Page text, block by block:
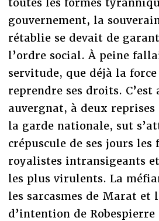
gouvernement, la
rétablie se devait de
l’ordre social. À peine
servitude, que déjà la
reprendre ses droits.
auvergnat, à deux reprises
la garde nationale, sut
crépuscule de ses jours les
royalistes intransigeants
les plus virulents. La
les sarcasmes de Marat et
d’intention de